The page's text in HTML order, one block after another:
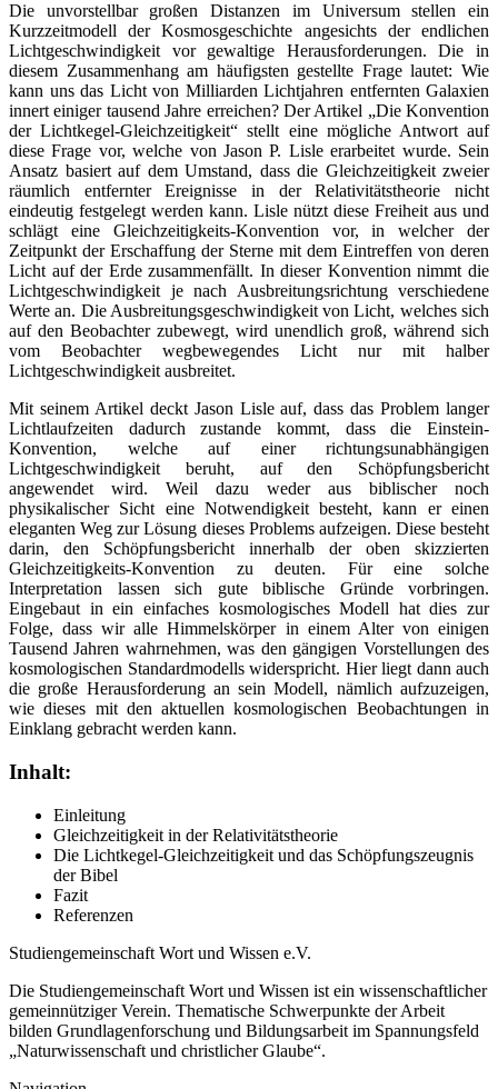
Die unvorstellbar großen Distanzen im Universum stellen ein
Kurzzeitmodell der Kosmosgeschichte angesichts der endlichen
Lichtgeschwindigkeit vor gewaltige Herausforderungen. Die in
diesem Zusammenhang am häufigsten gestellte Frage lautet: Wie
kann uns das Licht von Milliarden Lichtjahren entfernten Galaxien
innert einiger tausend Jahre erreichen? Der Artikel „Die Konvention
der Lichtkegel-Gleichzeitigkeit“ stellt eine mögliche Antwort auf
diese Frage vor, welche von Jason P. Lisle erarbeitet wurde. Sein
Ansatz basiert auf dem Umstand, dass die Gleichzeitigkeit zweier
räumlich entfernter Ereignisse in der Relativitätstheorie nicht
eindeutig festgelegt werden kann. Lisle nützt diese Freiheit aus und
schlägt eine Gleichzeitigkeits-Konvention vor, in welcher der
Zeitpunkt der Erschaffung der Sterne mit dem Eintreffen von deren
Licht auf der Erde zusammenfällt. In dieser Konvention nimmt die
Lichtgeschwindigkeit je nach Ausbreitungsrichtung verschiedene
Werte an. Die Ausbreitungsgeschwindigkeit von Licht, welches sich
auf den Beobachter zubewegt, wird unendlich groß, während sich
vom Beobachter wegbewegendes Licht nur mit halber
Lichtgeschwindigkeit ausbreitet.
Mit seinem Artikel deckt Jason Lisle auf, dass das Problem langer
Lichtlaufzeiten dadurch zustande kommt, dass die Einstein-
Konvention, welche auf einer richtungsunabhängigen
Lichtgeschwindigkeit beruht, auf den Schöpfungsbericht
angewendet wird. Weil dazu weder aus biblischer noch
physikalischer Sicht eine Notwendigkeit besteht, kann er einen
eleganten Weg zur Lösung dieses Problems aufzeigen. Diese besteht
darin, den Schöpfungsbericht innerhalb der oben skizzierten
Gleichzeitigkeits-Konvention zu deuten. Für eine solche
Interpretation lassen sich gute biblische Gründe vorbringen.
Eingebaut in ein einfaches kosmologisches Modell hat dies zur
Folge, dass wir alle Himmelskörper in einem Alter von einigen
Tausend Jahren wahrnehmen, was den gängigen Vorstellungen des
kosmologischen Standardmodells widerspricht. Hier liegt dann auch
die große Herausforderung an sein Modell, nämlich aufzuzeigen,
wie dieses mit den aktuellen kosmologischen Beobachtungen in
Einklang gebracht werden kann.
Inhalt:
Einleitung
Gleichzeitigkeit in der Relativitätstheorie
Die Lichtkegel-Gleichzeitigkeit und das Schöpfungszeugnis
der Bibel
Fazit
Referenzen
Studiengemeinschaft Wort und Wissen e.V.
Die Studiengemeinschaft Wort und Wissen ist ein wissenschaftlicher
gemeinnütziger Verein. Thematische Schwerpunkte der Arbeit
bilden Grundlagenforschung und Bildungsarbeit im Spannungsfeld
„Naturwissenschaft und christlicher Glaube“.